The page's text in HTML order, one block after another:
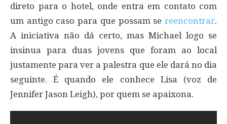
direto para o hotel, onde entra em contato com
um antigo caso para que possam se reencontrar.
A iniciativa não dá certo, mas Michael logo se
insinua para duas jovens que foram ao local
justamente para ver a palestra que ele dará no dia
seguinte. É quando ele conhece Lisa (voz de
Jennifer Jason Leigh), por quem se apaixona.